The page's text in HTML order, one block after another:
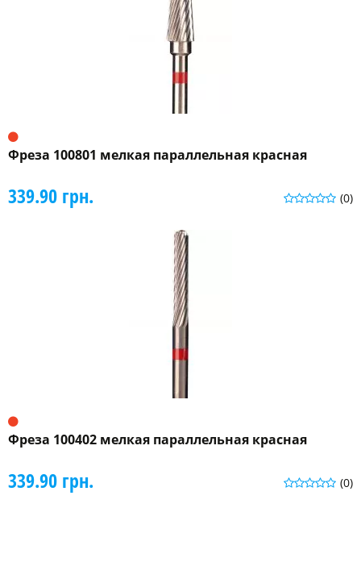
Фреза 100801 мелкая параллельная красная
(0)
339.90 грн.
Фреза 100402 мелкая параллельная красная
(0)
339.90 грн.